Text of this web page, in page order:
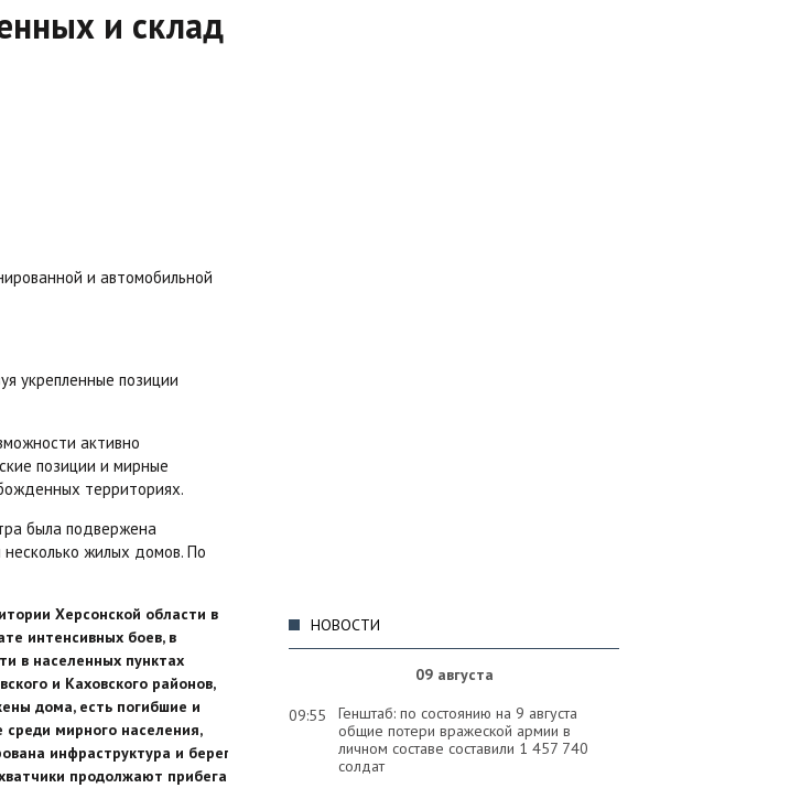
НОВОСТИ
09 августа
09:55
Генштаб: по состоянию на 9 августа
общие потери вражеской армии в
личном составе составили 1 457 740
солдат
и склад
и автомобильной
укрепленные позиции
активно
позиции и мирные
территориях.
была подвержена
жилых домов. По
Херсонской области в
интенсивных боев, в
в населенных пунктах
и Каховского районов,
дома, есть погибшие и
среди мирного населения,
инфраструктура и берег
продолжают прибегать